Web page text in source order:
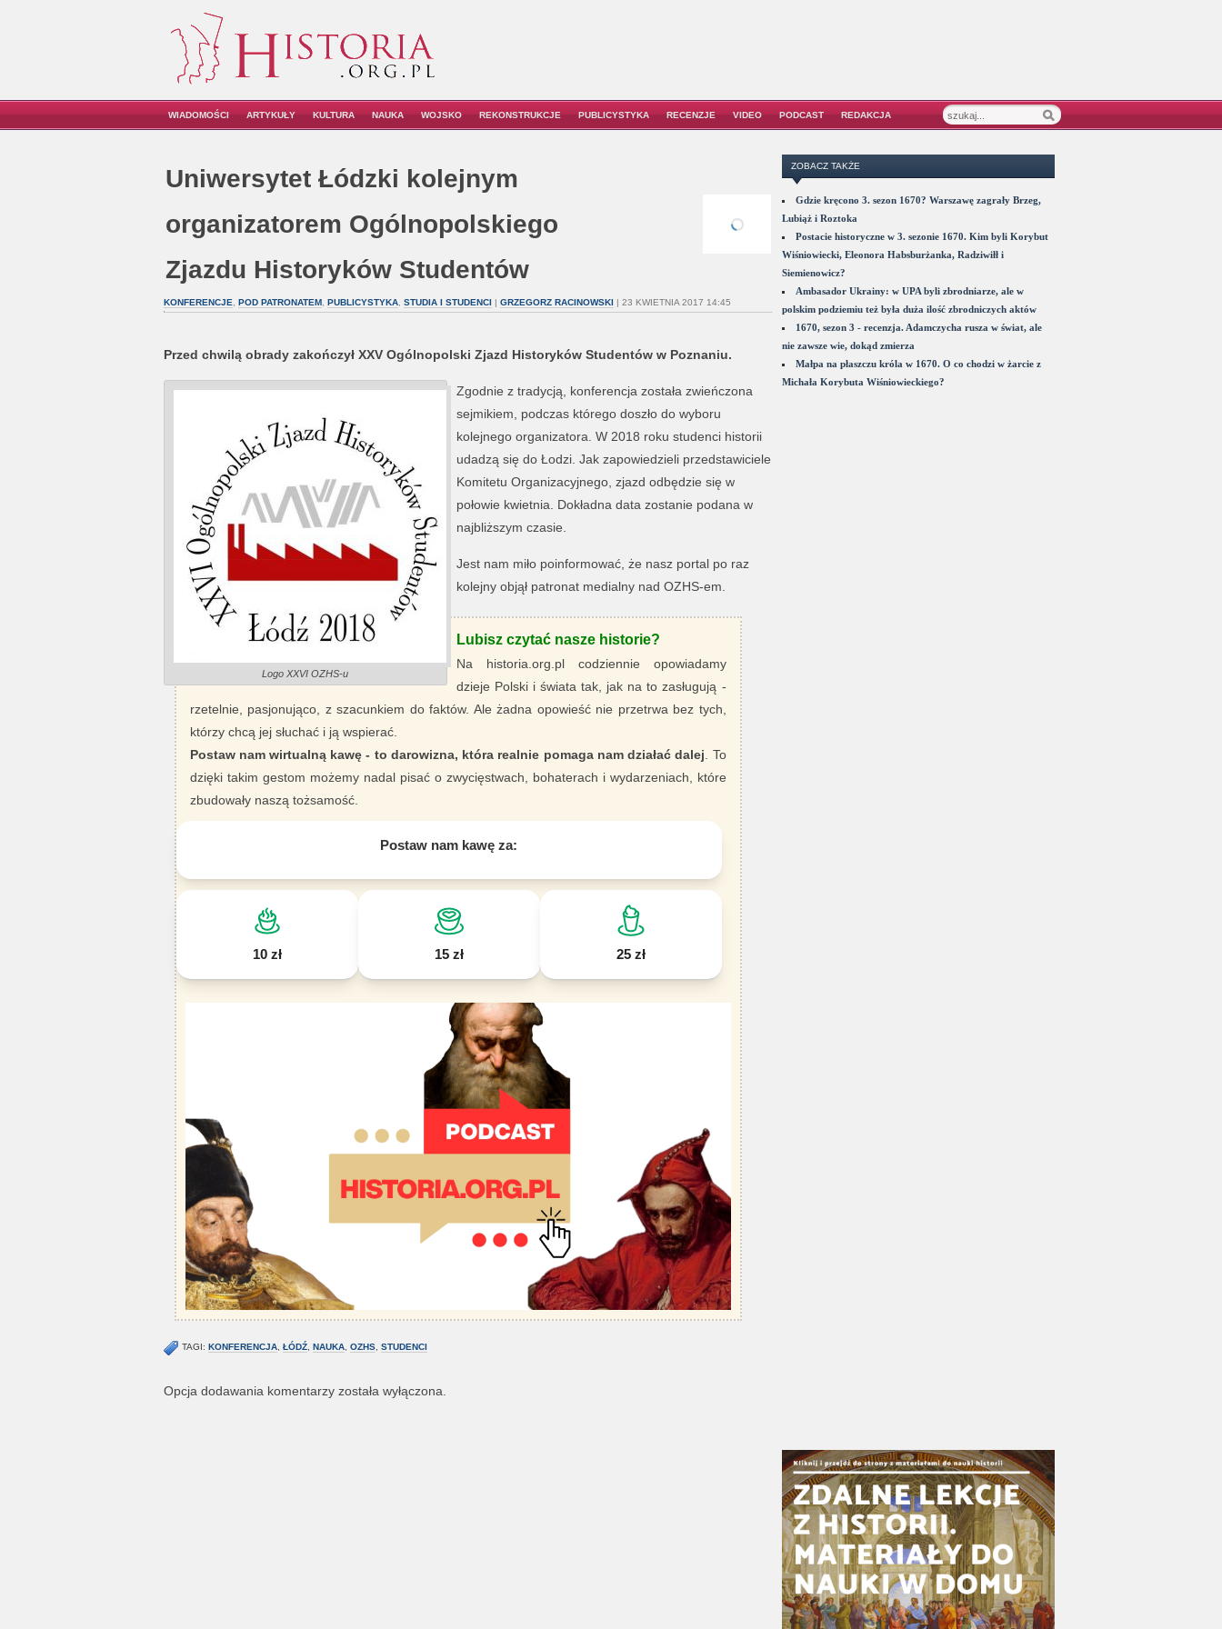
WIADOMOŚCI ARTYKUŁY KULTURA NAUKA WOJSKO REKONSTRUKCJE PUBLICYSTYKA RECENZJE VIDEO PODCAST REDAKCJA
Uniwersytet Łódzki kolejnym
organizatorem Ogólnopolskiego
Zjazdu Historyków Studentów
KONFERENCJE POD PATRONATEM, PUBLICYSTYKA, STUDIA I STUDENCI| GRZEGORZ RACINOWSKI| 23 KWIETNIA 2017 14:45
Przed chwilą obrady zakończył XXV Ogólnopolski Zjazd Historyków Studentów w Poznaniu.
Logo XXVI OZHS-u
Zgodnie z tradycją, konferencja została zwieńczona
sejmikiem, podczas którego doszło do wyboru
kolejnego organizatora. W 2018 roku studenci historii
udadzą się do Łodzi. Jak zapowiedzieli przedstawiciele
Komitetu Organizacyjnego, zjazd odbędzie się w
połowie kwietnia. Dokładna data zostanie podana w
najbliższym czasie.
Jest nam miło poinformować, że nasz portal po raz
kolejny objął patronat medialny nad OZHS-em.
Lubisz czytać nasze historie?
Na historia.org.pl codziennie opowiadamy
dzieje Polski i świata tak, jak na to zasługują -
rzetelnie, pasjonująco, z szacunkiem do faktów. Ale żadna opowieść nie przetrwa bez tych,
którzy chcą jej słuchać i ją wspierać.
Postaw nam wirtualną kawę - to darowizna, która realnie pomaga nam działać dalej . To
dzięki takim gestom możemy nadal pisać o zwycięstwach, bohaterach i wydarzeniach, które
zbudowały naszą tożsamość.
Postaw nam kawę za:
10 zł 15 zł 25 zł
TAGI: KONFERENCJA, ŁÓDŹ, NAUKA, OZHS, STUDENCI
Opcja dodawania komentarzy została wyłączona.
ZOBACZ TAKŻE
Gdzie kręcono 3. sezon 1670? Warszawę zagrały Brzeg,
Lubiąż i Roztoka
Postacie historyczne w 3. sezonie 1670. Kim byli Korybut
Wiśniowiecki, Eleonora Habsburżanka, Radziwiłł i
Siemienowicz?
Ambasador Ukrainy: w UPA byli zbrodniarze, ale w
polskim podziemiu też była duża ilość zbrodniczych aktów
1670, sezon 3 - recenzja. Adamczycha rusza w świat, ale
nie zawsze wie, dokąd zmierza
Małpa na płaszczu króla w 1670. O co chodzi w żarcie z
Michała Korybuta Wiśniowieckiego?